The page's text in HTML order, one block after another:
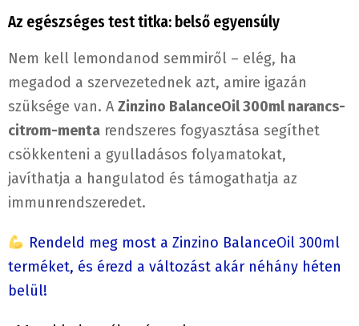
Az egészséges test titka: belső egyensúly
Nem kell lemondanod semmiről – elég, ha
megadod a szervezetednek azt, amire igazán
szüksége van. A Zinzino BalanceOil 300ml narancs-
citrom-menta rendszeres fogyasztása segíthet
csökkenteni a gyulladásos folyamatokat,
javíthatja a hangulatod és támogathatja az
immunrendszeredet.
Rendeld meg most a Zinzino BalanceOil 300ml
terméket, és érezd a változást akár néhány héten
belül!